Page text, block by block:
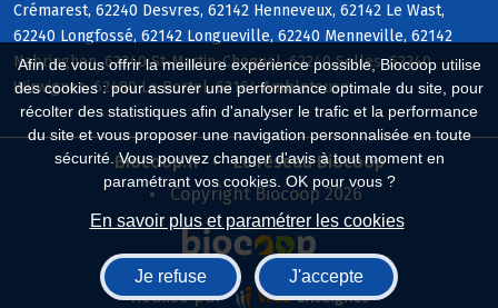
Afin de vous offrir la meilleure expérience possible, Biocoop utilise
des cookies : pour assurer une performance optimale du site, pour
récolter des statistiques afin d'analyser le trafic et la performance
du site et vous proposer une navigation personnalisée en toute
sécurité. Vous pouvez changer d'avis à tout moment en
paramétrant vos cookies. OK pour vous ?
En savoir plus et paramétrer les cookies
Je refuse J'accepte
Crémarest, 62240 Desvres, 62142 Henneveux, 62142 Le Wast,
62240 Longfossé, 62142 Longueville, 62240 Menneville, 62142
Nabringhen, 62240 St-Martin-Choquel, 62240 Selles, 62240
Wirwignes, 62480 Le Portel, 62164 Ambleteuse
Biocoop.fr
Le réseau Biocoop
Copyright Biocoop 2026
Réalisé par